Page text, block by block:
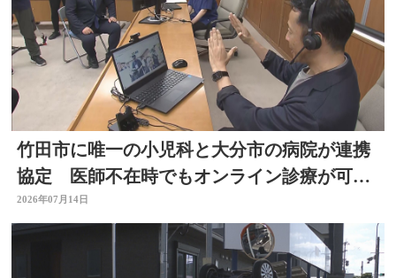
竹田市に唯一の小児科と大分市の病院が連携
協定 医師不在時でもオンライン診療が可能
に
2026年07月14日